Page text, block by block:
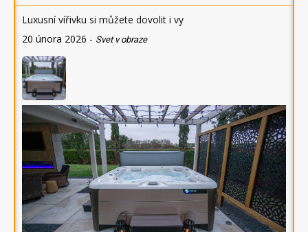
Luxusní vířivku si můžete dovolit i vy
20 února 2026 - Svet v obraze